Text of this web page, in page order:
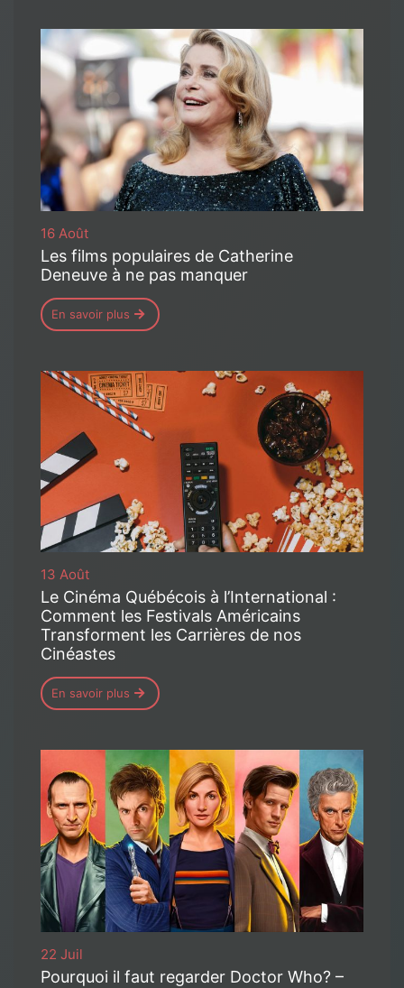
16 Août
Les films populaires de Catherine
Deneuve à ne pas manquer
En savoir plus
13 Août
Le Cinéma Québécois à l’International :
Comment les Festivals Américains
Transforment les Carrières de nos
Cinéastes
En savoir plus
22 Juil
Pourquoi il faut regarder Doctor Who? –